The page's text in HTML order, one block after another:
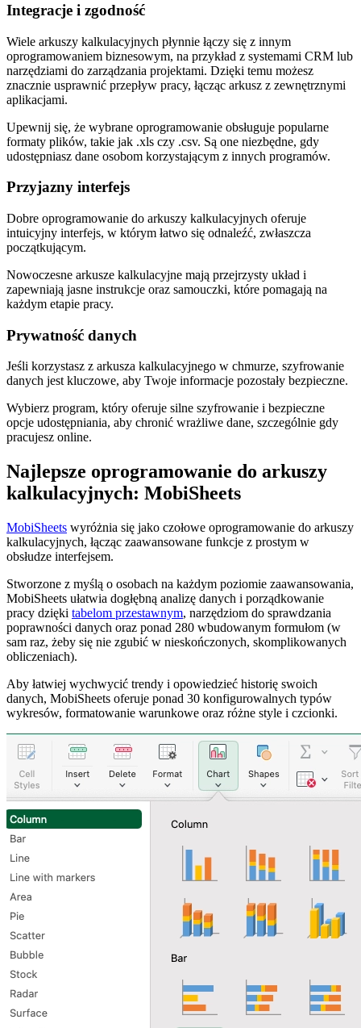
Integracje i zgodność
Wiele arkuszy kalkulacyjnych płynnie łączy się z innym
oprogramowaniem biznesowym, na przykład z systemami CRM lub
narzędziami do zarządzania projektami. Dzięki temu możesz
znacznie usprawnić przepływ pracy, łącząc arkusz z zewnętrznymi
aplikacjami.
Upewnij się, że wybrane oprogramowanie obsługuje popularne
formaty plików, takie jak .xls czy .csv. Są one niezbędne, gdy
udostępniasz dane osobom korzystającym z innych programów.
Przyjazny interfejs
Dobre oprogramowanie do arkuszy kalkulacyjnych oferuje
intuicyjny interfejs, w którym łatwo się odnaleźć, zwłaszcza
początkującym.
Nowoczesne arkusze kalkulacyjne mają przejrzysty układ i
zapewniają jasne instrukcje oraz samouczki, które pomagają na
każdym etapie pracy.
Prywatność danych
Jeśli korzystasz z arkusza kalkulacyjnego w chmurze, szyfrowanie
danych jest kluczowe, aby Twoje informacje pozostały bezpieczne.
Wybierz program, który oferuje silne szyfrowanie i bezpieczne
opcje udostępniania, aby chronić wrażliwe dane, szczególnie gdy
pracujesz online.
Najlepsze oprogramowanie do arkuszy
kalkulacyjnych: MobiSheets
MobiSheets wyróżnia się jako czołowe oprogramowanie do arkuszy
kalkulacyjnych, łącząc zaawansowane funkcje z prostym w
obsłudze interfejsem.
Stworzone z myślą o osobach na każdym poziomie zaawansowania,
MobiSheets ułatwia dogłębną analizę danych i porządkowanie
pracy dzięki tabelom przestawnym, narzędziom do sprawdzania
poprawności danych oraz ponad 280 wbudowanym formułom (w
sam raz, żeby się nie zgubić w nieskończonych, skomplikowanych
obliczeniach).
Aby łatwiej wychwycić trendy i opowiedzieć historię swoich
danych, MobiSheets oferuje ponad 30 konfigurowalnych typów
wykresów, formatowanie warunkowe oraz różne style i czcionki.